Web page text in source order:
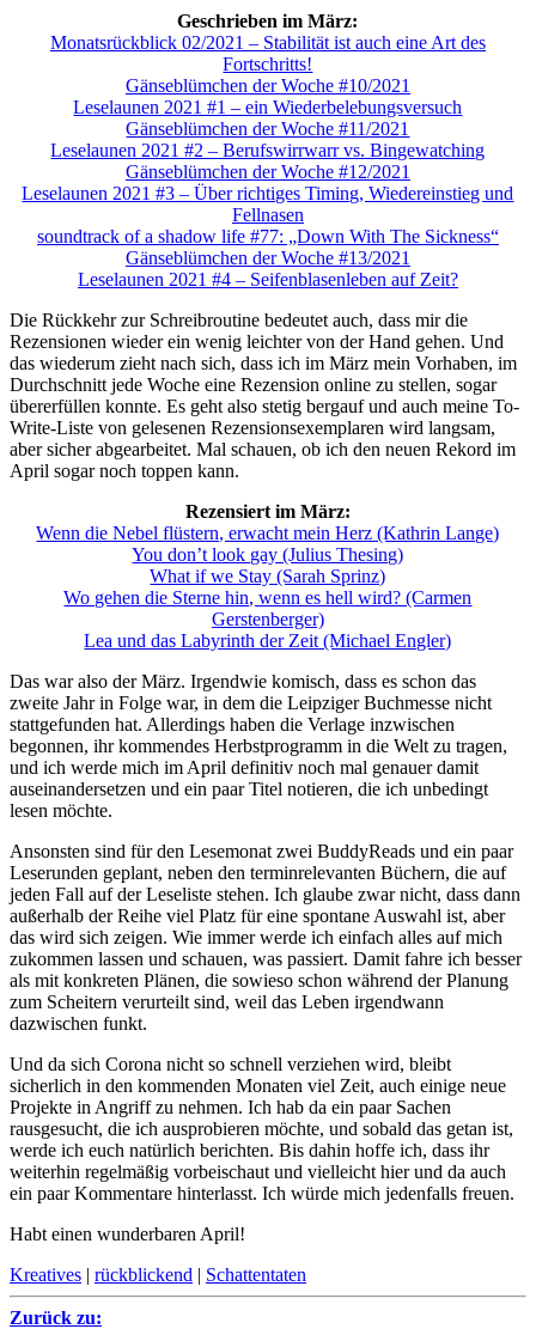
Geschrieben im März:
Monatsrückblick 02/2021 – Stabilität ist auch eine Art des
Fortschritts!
Gänseblümchen der Woche #10/2021
Leselaunen 2021 #1 – ein Wiederbelebungsversuch
Gänseblümchen der Woche #11/2021
Leselaunen 2021 #2 – Berufswirrwarr vs. Bingewatching
Gänseblümchen der Woche #12/2021
Leselaunen 2021 #3 – Über richtiges Timing, Wiedereinstieg und
Fellnasen
soundtrack of a shadow life #77: „Down With The Sickness“
Gänseblümchen der Woche #13/2021
Leselaunen 2021 #4 – Seifenblasenleben auf Zeit?
Die Rückkehr zur Schreibroutine bedeutet auch, dass mir die
Rezensionen wieder ein wenig leichter von der Hand gehen. Und
das wiederum zieht nach sich, dass ich im März mein Vorhaben, im
Durchschnitt jede Woche eine Rezension online zu stellen, sogar
übererfüllen konnte. Es geht also stetig bergauf und auch meine To-
Write-Liste von gelesenen Rezensionsexemplaren wird langsam,
aber sicher abgearbeitet. Mal schauen, ob ich den neuen Rekord im
April sogar noch toppen kann.
Rezensiert im März:
Wenn die Nebel flüstern, erwacht mein Herz (Kathrin Lange)
You don’t look gay (Julius Thesing)
What if we Stay (Sarah Sprinz)
Wo gehen die Sterne hin, wenn es hell wird? (Carmen
Gerstenberger)
Lea und das Labyrinth der Zeit (Michael Engler)
Das war also der März. Irgendwie komisch, dass es schon das
zweite Jahr in Folge war, in dem die Leipziger Buchmesse nicht
stattgefunden hat. Allerdings haben die Verlage inzwischen
begonnen, ihr kommendes Herbstprogramm in die Welt zu tragen,
und ich werde mich im April definitiv noch mal genauer damit
auseinandersetzen und ein paar Titel notieren, die ich unbedingt
lesen möchte.
Ansonsten sind für den Lesemonat zwei BuddyReads und ein paar
Leserunden geplant, neben den terminrelevanten Büchern, die auf
jeden Fall auf der Leseliste stehen. Ich glaube zwar nicht, dass dann
außerhalb der Reihe viel Platz für eine spontane Auswahl ist, aber
das wird sich zeigen. Wie immer werde ich einfach alles auf mich
zukommen lassen und schauen, was passiert. Damit fahre ich besser
als mit konkreten Plänen, die sowieso schon während der Planung
zum Scheitern verurteilt sind, weil das Leben irgendwann
dazwischen funkt.
Und da sich Corona nicht so schnell verziehen wird, bleibt
sicherlich in den kommenden Monaten viel Zeit, auch einige neue
Projekte in Angriff zu nehmen. Ich hab da ein paar Sachen
rausgesucht, die ich ausprobieren möchte, und sobald das getan ist,
werde ich euch natürlich berichten. Bis dahin hoffe ich, dass ihr
weiterhin regelmäßig vorbeischaut und vielleicht hier und da auch
ein paar Kommentare hinterlasst. Ich würde mich jedenfalls freuen.
Habt einen wunderbaren April!
Kreatives | rückblickend | Schattentaten
Zurück zu: